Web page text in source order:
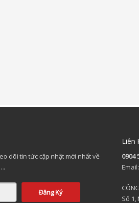
dõi tin tức cập nhật mới nhất về
Liên
0904
Số